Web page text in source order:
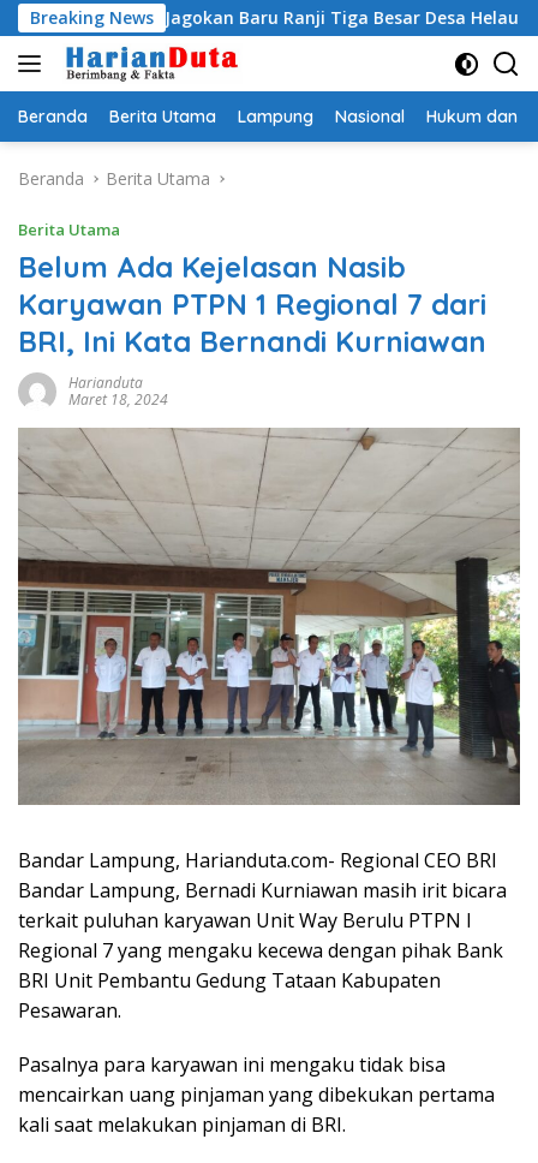
Langsung
ke
konten
Breaking News
Jagokan Baru Ranji Tiga Besar Desa Helau
Beranda Berita Utama Lampung Nasional Hukum dan
Beranda Berita Utama
Berita Utama
Belum Ada Kejelasan Nasib
Karyawan PTPN 1 Regional 7 dari
BRI, Ini Kata Bernandi Kurniawan
Harianduta
Maret 18, 2024
Bandar Lampung, Harianduta.com- Regional CEO BRI
Bandar Lampung, Bernadi Kurniawan masih irit bicara
terkait puluhan karyawan Unit Way Berulu PTPN I
Regional 7 yang mengaku kecewa dengan pihak Bank
BRI Unit Pembantu Gedung Tataan Kabupaten
Pesawaran.
Pasalnya para karyawan ini mengaku tidak bisa
mencairkan uang pinjaman yang dibekukan pertama
kali saat melakukan pinjaman di BRI.